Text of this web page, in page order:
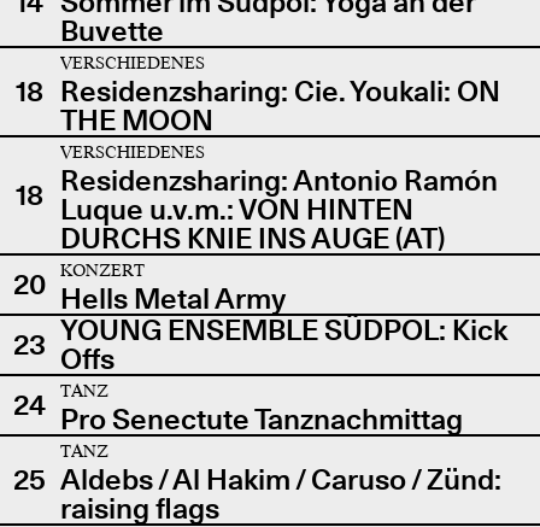
Buvette
18
VERSCHIEDENES
Residenzsharing: Cie. Youkali: ON
THE MOON
18
VERSCHIEDENES
Residenzsharing: Antonio Ramón
Luque u.v.m.: VON HINTEN
DURCHS KNIE INS AUGE (AT)
20
KONZERT
Hells Metal Army
23 YOUNG ENSEMBLE SÜDPOL: Kick
Offs
24
TANZ
Pro Senectute Tanznachmittag
25
TANZ
Aldebs / Al Hakim / Caruso / Zünd:
raising flags